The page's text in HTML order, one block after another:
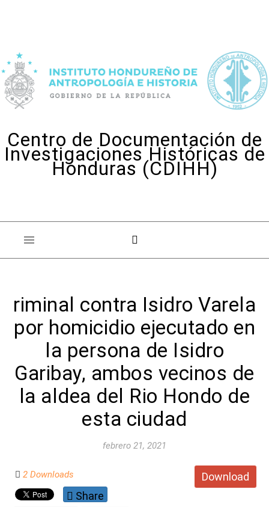
Centro de Documentación de
Investigaciones Históricas de
Honduras (CDIHH)
riminal contra Isidro Varela
por homicidio ejecutado en
la persona de Isidro
Garibay, ambos vecinos de
la aldea del Rio Hondo de
esta ciudad
febrero 21, 2021
Download
2 Downloads
Share